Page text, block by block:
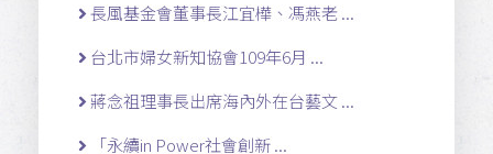
長風基金會董事長江宜樺、馮燕老 ...
台北市婦女新知協會109年6月 ...
蔣念祖理事長出席海內外在台藝文 ...
「永續in Power社會創新 ...